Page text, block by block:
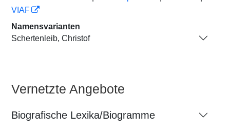
VIAF
Namensvarianten
Schertenleib, Christof
Vernetzte Angebote
Biografische Lexika/Biogramme